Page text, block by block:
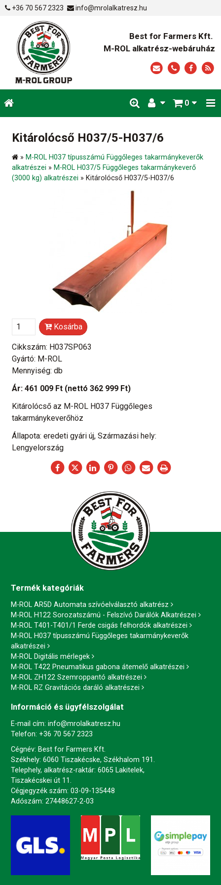
+36 70 567 2323 info@mrolalkatresz.hu
Best for Farmers Kft.
M-ROL alkatrész-webáruház
0
Kitárolócső H037/5-H037/6
» M-ROL H037 típusszámú Függőleges takarmánykeverők
alkatrészei » M-ROL H037/5 Függőleges takarmánykeverő
(3000 kg) alkatrészei » Kitárolócső H037/5-H037/6
Kosárba
Cikkszám: H037SP063
Gyártó: M-ROL
Mennyiség: db
Ár: 461 009 Ft (nettó 362 999 Ft)
Kitárolócső az M-ROL H037 Függőleges
takarmánykeverőhöz
Állapota: eredeti gyári új, Származási hely:
Lengyelország
Termék kategóriák
M-ROL AR5D Automata szívóelválasztó alkatrész
M-ROL H122 Sorozatszámú - Felszívó Darálók Alkatrészei
M-ROL T401-T401/1 Ferde csigás felhordók alkatrészei
M-ROL H037 típusszámú Függőleges takarmánykeverők
alkatrészei
M-ROL Digitális mérlegek
M-ROL T422 Pneumatikus gabona átemelő alkatrészei
M-ROL ZH122 Szemroppantó alkatrészei
M-ROL RZ Gravitációs daráló alkatrészei
Információ és ügyfélszolgálat
E-mail cím: info@mrolalkatresz.hu
Telefon: +36 70 567 2323
Cégnév: Best for Farmers Kft.
Székhely: 6060 Tiszakécske, Székhalom 191.
Telephely, alkatrész-raktár: 6065 Lakitelek,
Tiszakécskei út 11.
Cégjegyzék szám: 03-09-135448
Adószám: 27448627-2-03